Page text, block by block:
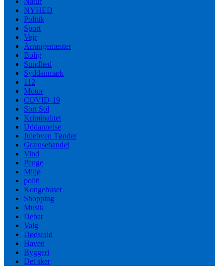
NYHED
Politik
Sport
Vejr
Arrangementer
Bolig
Sundhed
Syddanmark
112
Motor
COVID-19
Sort Sol
Kriminalitet
Uddannelse
Julebyen Tønder
Grænsehandel
Vind
Penge
Miljø
politi
Kongehuset
Shopping
Musik
Debat
Valg
Dødsfald
Haven
Byggeri
Det sker